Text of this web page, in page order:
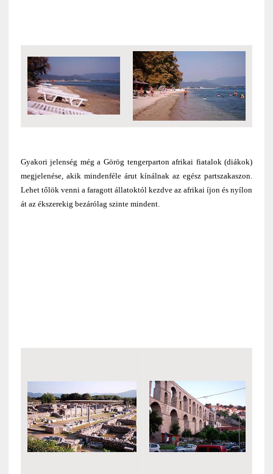
Gyakori jelenség még a Görög tengerparton afrikai fiatalok (diákok)
megjelenése, akik mindenféle árut kínálnak az egész partszakaszon.
Lehet tőlök venni a faragott állatoktól kezdve az afrikai íjon és nyílon
át az ékszerekig bezárólag szinte mindent.